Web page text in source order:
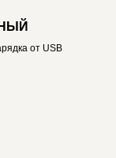
от USB